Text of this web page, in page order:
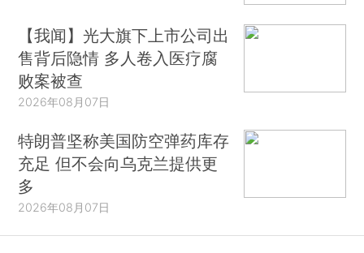
【我闻】光大旗下上市公司出
售背后隐情 多人卷入医疗腐
败案被查
2026年08月07日
特朗普坚称美国防空弹药库存
充足 但不会向乌克兰提供更
多
2026年08月07日